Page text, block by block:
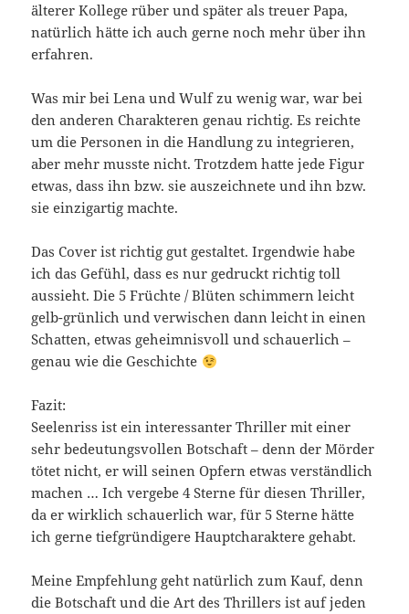
älterer Kollege rüber und später als treuer Papa,
natürlich hätte ich auch gerne noch mehr über ihn
erfahren.
Was mir bei Lena und Wulf zu wenig war, war bei
den anderen Charakteren genau richtig. Es reichte
um die Personen in die Handlung zu integrieren,
aber mehr musste nicht. Trotzdem hatte jede Figur
etwas, dass ihn bzw. sie auszeichnete und ihn bzw.
sie einzigartig machte.
Das Cover ist richtig gut gestaltet. Irgendwie habe
ich das Gefühl, dass es nur gedruckt richtig toll
aussieht. Die 5 Früchte / Blüten schimmern leicht
gelb-grünlich und verwischen dann leicht in einen
Schatten, etwas geheimnisvoll und schauerlich –
genau wie die Geschichte
Fazit:
Seelenriss ist ein interessanter Thriller mit einer
sehr bedeutungsvollen Botschaft – denn der Mörder
tötet nicht, er will seinen Opfern etwas verständlich
machen … Ich vergebe 4 Sterne für diesen Thriller,
da er wirklich schauerlich war, für 5 Sterne hätte
ich gerne tiefgründigere Hauptcharaktere gehabt.
Meine Empfehlung geht natürlich zum Kauf, denn
die Botschaft und die Art des Thrillers ist auf jeden